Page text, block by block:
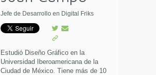
Jefe de Desarrollo en Digital Friks
Estudió Diseño Gráfico en la
Universidad Iberoamericana de la
Ciudad de México. Tiene más de 10